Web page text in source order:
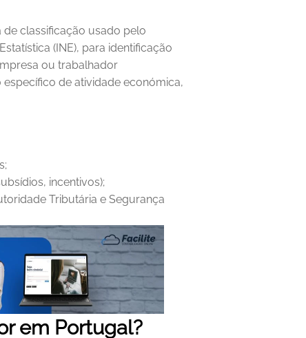
de classificação usado pelo
(INE), para identificação
ou trabalhador
de atividade económica,
incentivos);
Tributária e Segurança
em Portugal?